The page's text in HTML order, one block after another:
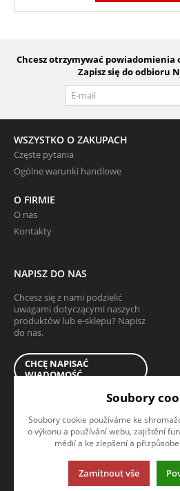
Chcesz otrzymywać powiadomienia
Zapisz się do odbioru
WSZYSTKO O ZAKUPACH
Częste pytania
Ogólne warunki handlowe
O FIRMIE
O nas
Kontakty
NAPISZ DO NAS
Chcesz się z nami podzielić
uwagami dotyczącymi naszych
produktów lub e-sklepu? Napisz
do nas.
CHCĘ NAPISAĆ
WIADOMOŚĆ
Ta strona używa plików cookies. Kliknij,
© 2013-2026 tartshop.pl
Soubory
Soubory cookie používáme ke
o výkonu a používání webu, zajištění
médií a ke zlepšení a
Zamítnout vše